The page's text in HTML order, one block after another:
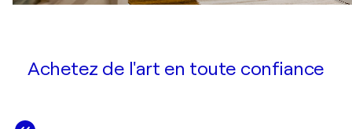
Achetez de l'art en toute confiance